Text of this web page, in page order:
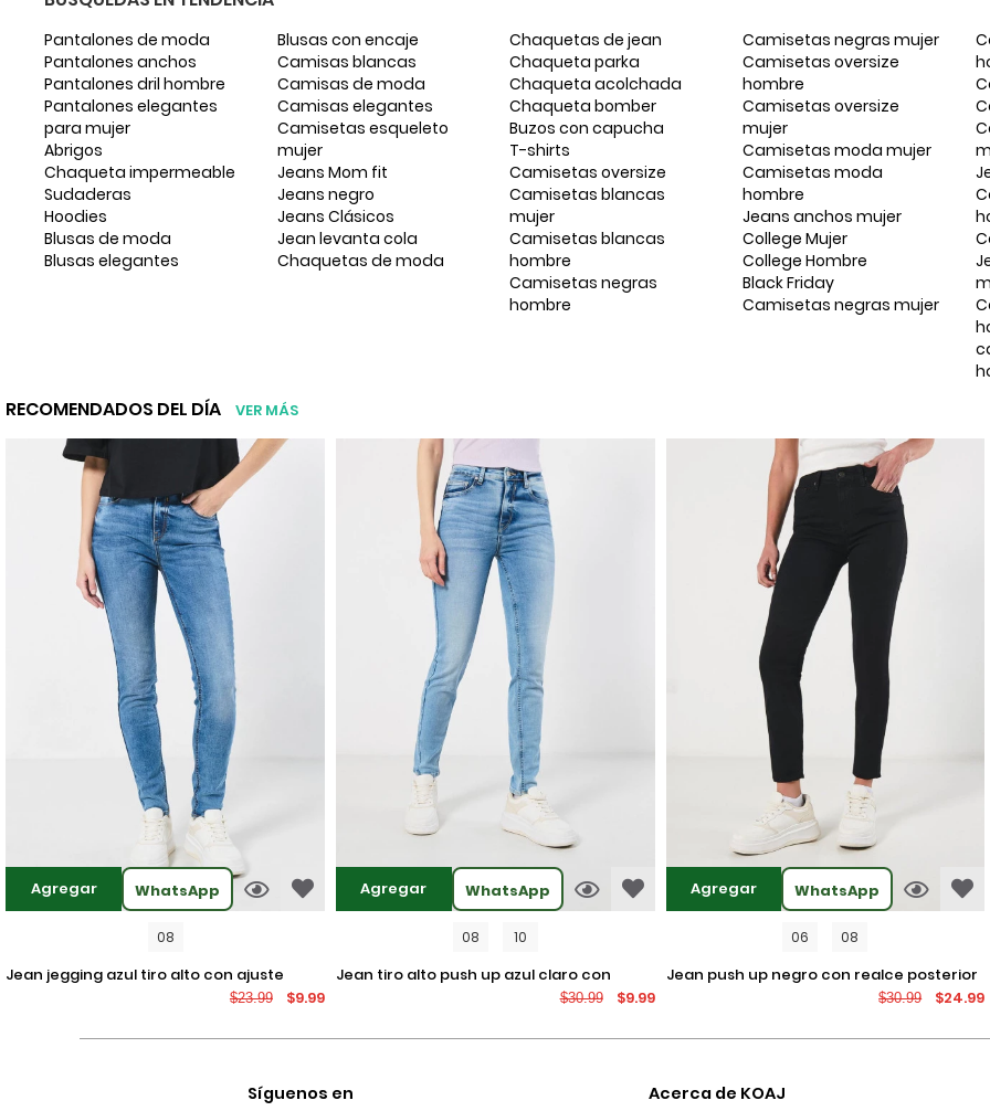
Pantalones de moda
Pantalones anchos
Pantalones dril hombre
Pantalones elegantes
para mujer
Abrigos
Chaqueta impermeable
Sudaderas
Hoodies
Blusas de moda
Blusas elegantes
Blusas con encaje
Camisas blancas
Camisas de moda
Camisas elegantes
Camisetas esqueleto
mujer
Jeans Mom fit
Jeans negro
Jeans Clásicos
Jean levanta cola
Chaquetas de moda
Chaquetas de jean
Chaqueta parka
Chaqueta acolchada
Chaqueta bomber
Buzos con capucha
T-shirts
Camisetas oversize
Camisetas blancas
mujer
Camisetas blancas
hombre
Camisetas negras
hombre
Camisetas negras mujer
Camisetas oversize
hombre
Camisetas oversize
mujer
Camisetas moda mujer
Camisetas moda
hombre
Jeans anchos mujer
College Mujer
College Hombre
Black Friday
Camisetas negras mujer
RECOMENDADOS DEL DÍA VER MÁS
Agregar WhatsApp
08
jean jegging azul tiro alto con ajuste
$23.99 $9.99
Agregar WhatsApp
08 10
jean tiro alto push up azul claro con
$30.99 $9.99
Agregar WhatsApp
06 08
jean push up negro con realce posterior
$30.99 $24.99
Síguenos en Acerca de KOAJ